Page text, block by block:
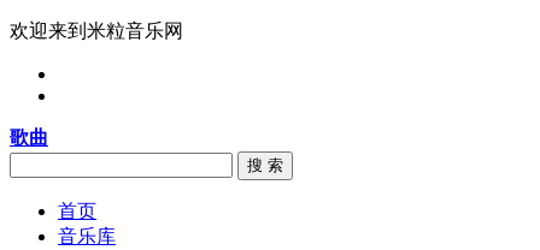
欢迎来到米粒音乐网
歌曲
搜 索
首页
音乐库